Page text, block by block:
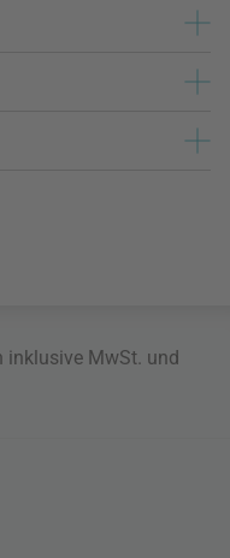
inklusive MwSt. und